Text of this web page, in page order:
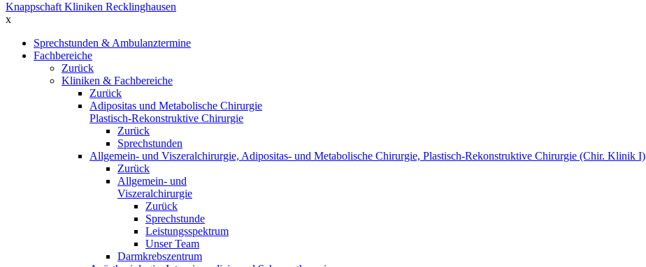
Knappschaft Kliniken Recklinghausen
x
Sprechstunden & Ambulanztermine
Fachbereiche
Zurück
Kliniken & Fachbereiche
Zurück
Adipositas und Metabolische Chirurgie
Plastisch-Rekonstruktive Chirurgie
Zurück
Sprechstunden
Allgemein- und Viszeralchirurgie, Adipositas- und Metabolische Chirurgie, Plastisch-Rekonstruktive Chirurgie (Chir. Klinik I)
Zurück
Allgemein- und
Viszeralchirurgie
Zurück
Sprechstunde
Leistungsspektrum
Unser Team
Darmkrebszentrum